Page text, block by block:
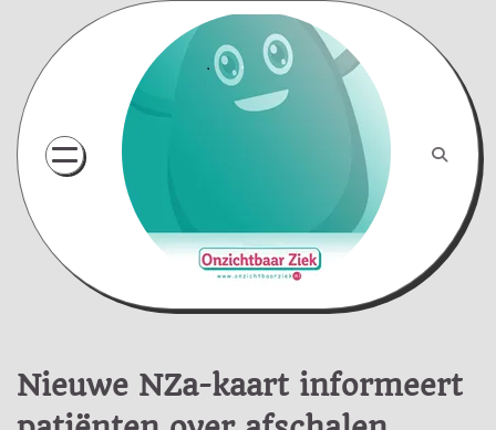
content
Nieuwe NZa-kaart informeert